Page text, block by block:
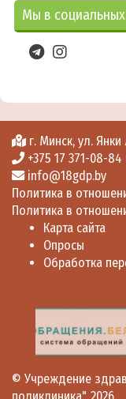
Мы в социальных
г. Минск, ул.
+375 17 371-08-84
info@18gdp.by
Политика в
Политика в
Карта сайта
Опросы
Обработка
© Учреждение